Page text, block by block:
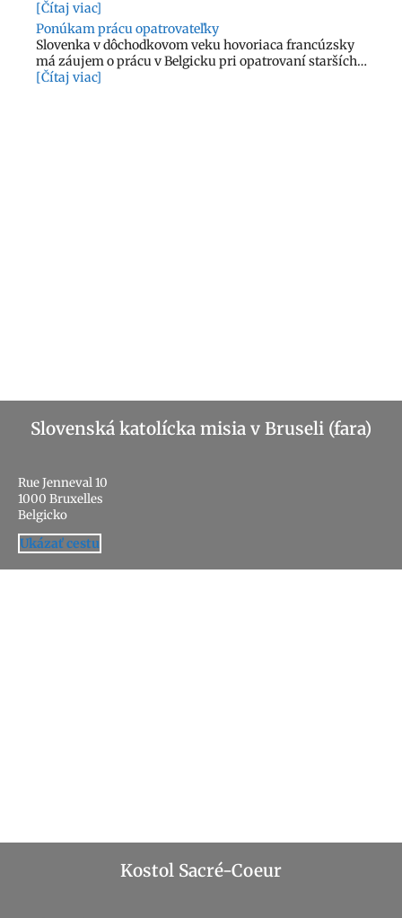
[Čítaj viac]
Ponúkam prácu opatrovateľky
Slovenka v dôchodkovom veku hovoriaca francúzsky
má záujem o prácu v Belgicku pri opatrovaní starších…
[Čítaj viac]
Slovenská katolícka misia v Bruseli (fara)
Rue Jenneval 10
1000 Bruxelles
Belgicko
Ukázať cestu
Kostol Sacré-Coeur